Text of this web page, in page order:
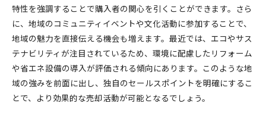
特性を強調することで購入者の関心を引くことができます。さら
に、地域のコミュニティイベントや文化活動に参加することで、
地域の魅力を直接伝える機会も増えます。最近では、エコやサス
テナビリティが注目されているため、環境に配慮したリフォーム
や省エネ設備の導入が評価される傾向にあります。このような地
域の強みを前面に出し、独自のセールスポイントを明確にするこ
とで、より効果的な売却活動が可能となるでしょう。